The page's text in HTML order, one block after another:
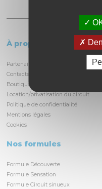
À propos
Partenaires et locataires
Contactez-nous
Boutique
Location/privatisation du circuit
Politique de confidentialité
Mentions légales
Cookies
Nos formules
Formule Découverte
Formule Sensation
Formule Circuit sinueux